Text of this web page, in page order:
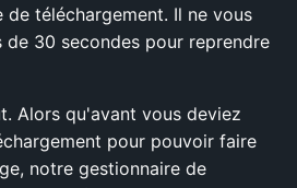
téléchargement. Il ne vous
30 secondes pour reprendre
Alors qu'avant vous deviez
pour pouvoir faire
notre gestionnaire de